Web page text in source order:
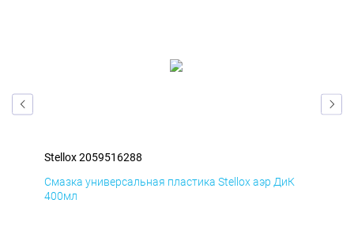
Stellox 2059516288
Смазка универсальная пластика Stellox аэр ДиК
400мл